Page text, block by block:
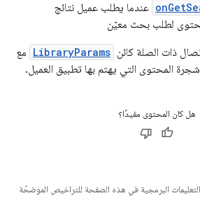
عندما يطلب عميل نتائج
لطلب بحث معيّن
ذات الصلة كائن LibraryParams مع
المحتوى التي يهتم بها تطبيق العميل.
هل كان المحتوى مفيدًا؟
البرمجية في هذه الصفحة للتراخيص الموضحّة